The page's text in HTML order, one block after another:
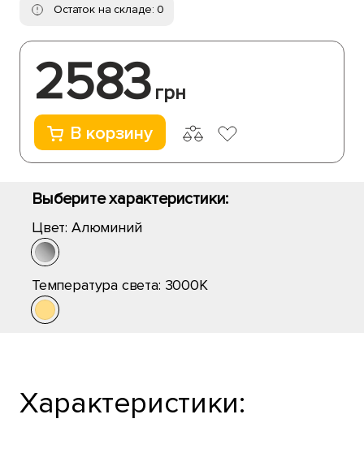
Остаток на складе: 0
2583 грн
В корзину
Выберите характеристики:
Цвет: Алюминий
Температура света: 3000K
Характеристики: